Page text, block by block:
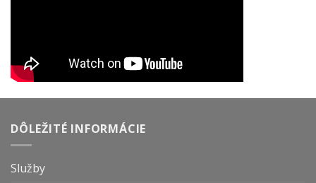
DÔLEŽITÉ INFORMÁCIE
Služby